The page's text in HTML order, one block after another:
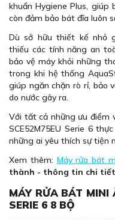
khuẩn Hygiene Plus,
còn đảm bảo bát đĩa luôn
Dù sở hữu thiết kế nhỏ
thiếu các tính năng an
bảo vệ máy khỏi những
trong khi hệ thống
giúp ngăn chặn rò rỉ, bảo
do nước gây ra.
Với tất cả những ưu điểm
SCE52M75EU Serie 6
những ai yêu thích sự tiện
Xem thêm: Máy rửa bát
thành - thông tin chi
MÁY RỬA BÁT MINI
SERIE 6 8 BỘ